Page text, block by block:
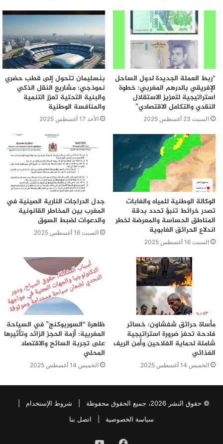
“ربط العملة الجديدة لدول الساحل
الإفريقي بالدرهم المغربي: خطوة
استراتيجية لتعزيز الاستقلال
النقدي والتكامل الاقتصادي”
السبت 23 أغسطس 2025
بنسليمان تتحول إلى قطب حضري
نموذجي: مشاريع النقل الذكي
والبنية التحتية تعزز التنمية
والمنافسة الوطنية
الأحد 17 أغسطس 2025
الوكالة الوطنية للمياه والغابات
تصدر خرائط تنبؤ تحدد بدقة
المناطق الحساسة والمعرضة لخطر
اندلاع الحرائق الغابوية
السبت 16 أغسطس 2025
جدل الدراجات النارية الصينية في
المغرب بين المخاطر القانونية
والدعوات لضبط السوق
السبت 16 أغسطس 2025
مأساة حرائق شفشاون: خسائر
فادحة تحفز ضرورة استراتيجية
شاملة لحماية الفلاحين وأمن الريف
الغذائي
الخميس 14 أغسطس 2025
ظاهرة “السوربوكنج” في السياحة
المغربية: أزمة الحجز الزائد وتأثيرها
على تجربة السائح والاقتصاد
المحلي
الخميس 14 أغسطس 2025
© حقوق النشر 2026، جميع الحقوق محفوظة | شروط الإستخدام
سياسة الخصوصية
اتصل بنا